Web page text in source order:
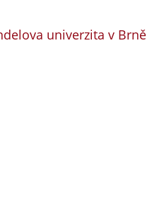
univerzita v Brně